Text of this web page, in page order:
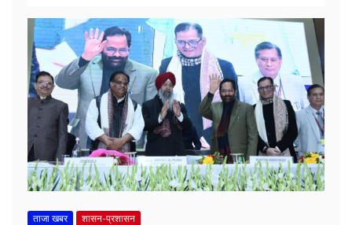
ताजा खबर शासन-प्रशासन